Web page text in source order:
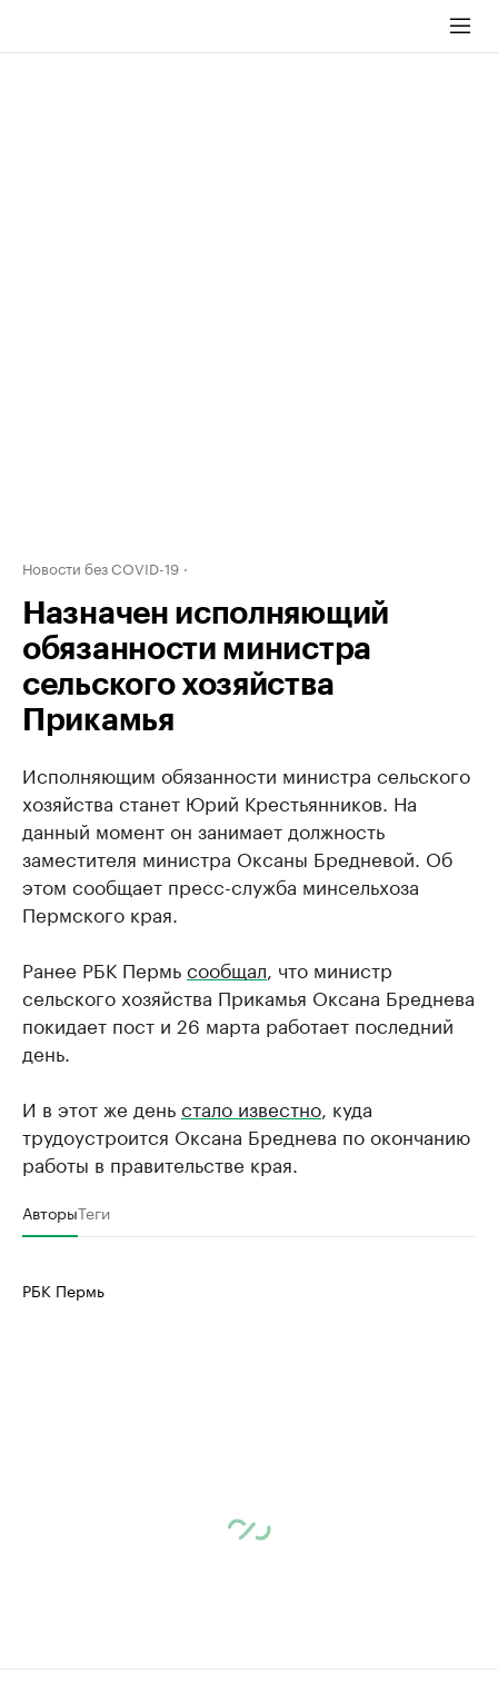
Новости без COVID-19
Назначен исполняющий
обязанности министра
сельского хозяйства
Прикамья
Исполняющим обязанности министра сельского
хозяйства станет Юрий Крестьянников. На
данный момент он занимает должность
заместителя министра Оксаны Бредневой. Об
этом сообщает пресс-служба минсельхоза
Пермского края.
Ранее РБК Пермьсообщал , что министр
сельского хозяйства Прикамья Оксана Бреднева
покидает пост и 26 марта работает последний
день.
И в этот же деньстало известно , куда
трудоустроится Оксана Бреднева по окончанию
работы в правительстве края.
АвторыТеги
РБК Пермь